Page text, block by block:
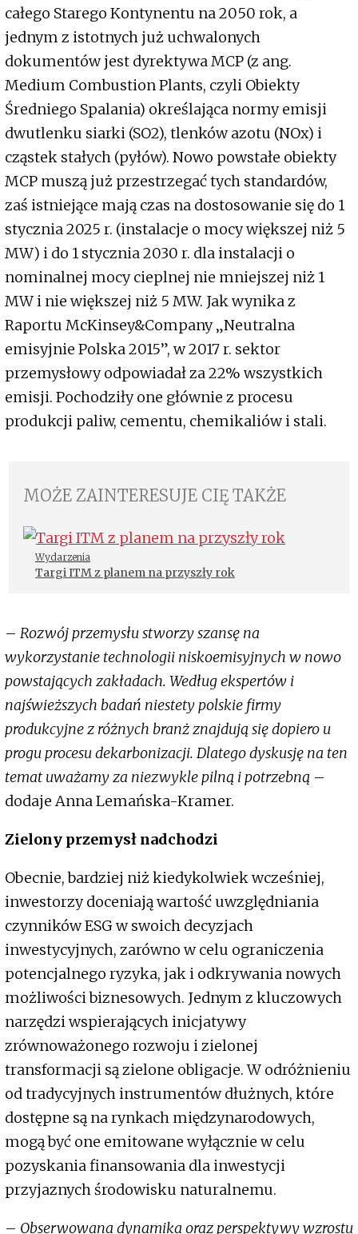
całego Starego Kontynentu na 2050 rok, a
jednym z istotnych już uchwalonych
dokumentów jest dyrektywa MCP (z ang.
Medium Combustion Plants, czyli Obiekty
Średniego Spalania) określająca normy emisji
dwutlenku siarki (SO2), tlenków azotu (NOx) i
cząstek stałych (pyłów). Nowo powstałe obiekty
MCP muszą już przestrzegać tych standardów,
zaś istniejące mają czas na dostosowanie się do 1
stycznia 2025 r. (instalacje o mocy większej niż 5
MW) i do 1 stycznia 2030 r. dla instalacji o
nominalnej mocy cieplnej nie mniejszej niż 1
MW i nie większej niż 5 MW. Jak wynika z
Raportu McKinsey&Company „Neutralna
emisyjnie Polska 2015”, w 2017 r. sektor
przemysłowy odpowiadał za 22% wszystkich
emisji. Pochodziły one głównie z procesu
produkcji paliw, cementu, chemikaliów i stali.
MOŻE ZAINTERESUJE CIĘ TAKŻE
Wydarzenia
Targi ITM z planem na przyszły rok
– Rozwój przemysłu stworzy szansę na
wykorzystanie technologii niskoemisyjnych w nowo
powstających zakładach. Według ekspertów i
najświeższych badań niestety polskie firmy
produkcyjne z różnych branż znajdują się dopiero u
progu procesu dekarbonizacji. Dlatego dyskusję na ten
temat uważamy za niezwykle pilną i potrzebną –
dodaje Anna Lemańska-Kramer.
Zielony przemysł nadchodzi
Obecnie, bardziej niż kiedykolwiek wcześniej,
inwestorzy doceniają wartość uwzględniania
czynników ESG w swoich decyzjach
inwestycyjnych, zarówno w celu ograniczenia
potencjalnego ryzyka, jak i odkrywania nowych
możliwości biznesowych. Jednym z kluczowych
narzędzi wspierających inicjatywy
zrównoważonego rozwoju i zielonej
transformacji są zielone obligacje. W odróżnieniu
od tradycyjnych instrumentów dłużnych, które
dostępne są na rynkach międzynarodowych,
mogą być one emitowane wyłącznie w celu
pozyskania finansowania dla inwestycji
przyjaznych środowisku naturalnemu.
– Obserwowana dynamika oraz perspektywy wzrostu